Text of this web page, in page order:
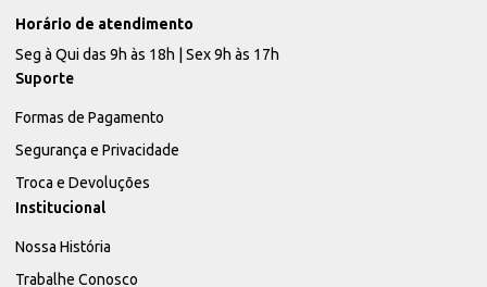
Horário de atendimento
Seg à Qui das 9h às 18h | Sex 9h às 17h
Suporte
Formas de Pagamento
Segurança e Privacidade
Troca e Devoluções
Institucional
Nossa História
Trabalhe Conosco